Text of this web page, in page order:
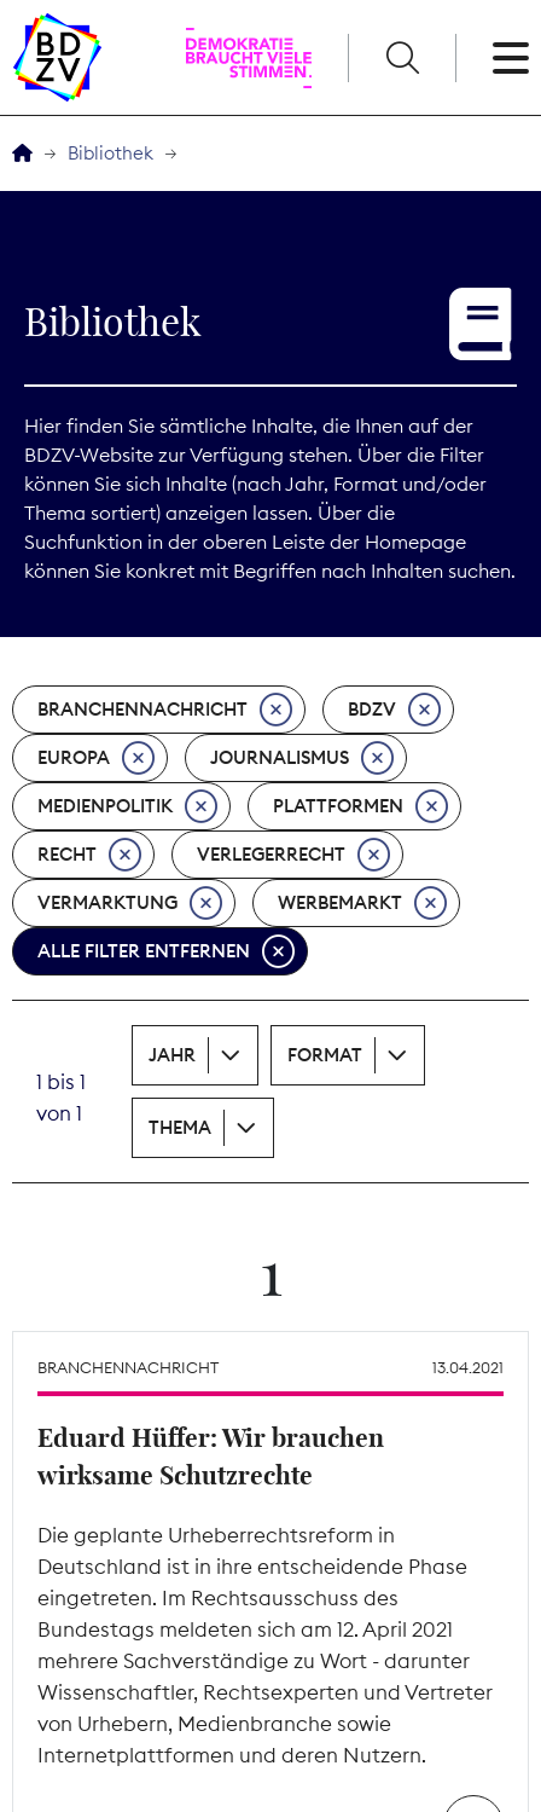
Service
Digitales
Kommunikation
Marktdaten
Nachhaltigkeit
Nachwuchs
Nova Award
Pressefreiheit
Print
Theodor-Wolff-Preis
Bibliothek
Bibliothek
Hier finden Sie sämtliche Inhalte, die Ihnen auf der
BDZV-Website zur Verfügung stehen. Über die Filter
können Sie sich Inhalte (nach Jahr, Format und/oder
Thema sortiert) anzeigen lassen. Über die
Suchfunktion in der oberen Leiste der Homepage
können Sie konkret mit Begriffen nach Inhalten suchen.
BRANCHENNACHRICHT BDZV
EUROPA JOURNALISMUS
MEDIENPOLITIK PLATTFORMEN
RECHT VERLEGERRECHT
VERMARKTUNG WERBEMARKT
ALLE FILTER ENTFERNEN
1 bis 1
von 1
JAHR FORMAT
THEMA
1
BRANCHENNACHRICHT 13.04.2021
Eduard Hüffer: Wir brauchen
wirksame Schutzrechte
Die geplante Urheberrechtsreform in
Deutschland ist in ihre entscheidende Phase
eingetreten. Im Rechtsausschuss des
Bundestags meldeten sich am 12. April 2021
mehrere Sachverständige zu Wort - darunter
Wissenschaftler, Rechtsexperten und Vertreter
von Urhebern, Medienbranche sowie
Internetplattformen und deren Nutzern.